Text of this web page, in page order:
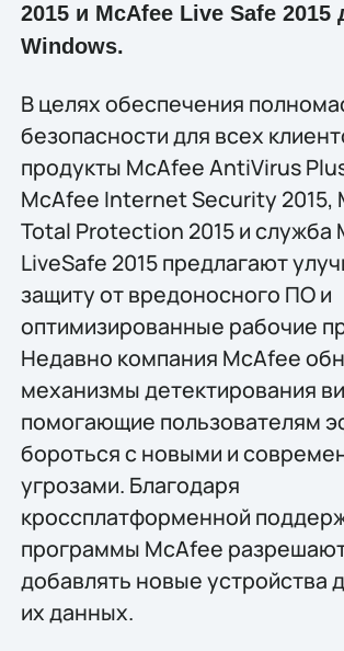
2015 и McAfee Live Safe 2015
Windows.
В целях обеспечения
безопасности для всех
продукты McAfee AntiVirus
McAfee Internet Security 2015,
Total Protection 2015 и служба
LiveSafe 2015 предлагают
защиту от вредоносного ПО и
оптимизированные рабочие
Недавно компания McAfee
механизмы детектирования
помогающие пользователям
бороться с новыми и
угрозами. Благодаря
кроссплатформенной
программы McAfee
добавлять новые устройства
их данных.